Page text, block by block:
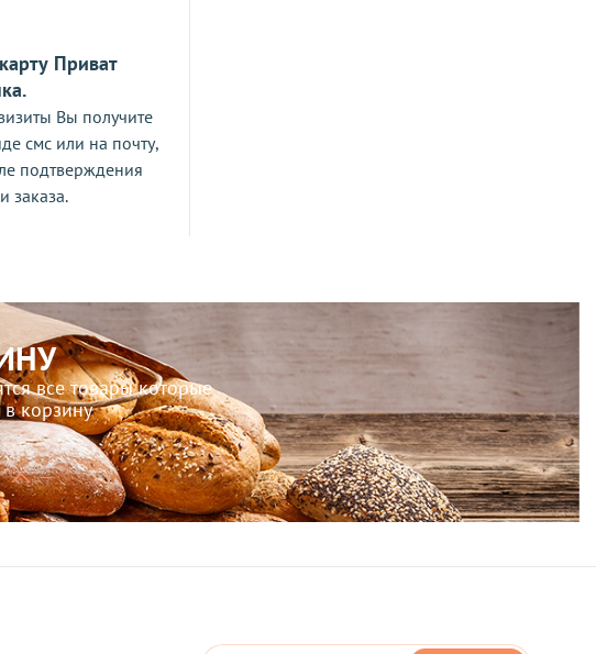
Приват
Вы получите
смс или на почту,
подтверждения
заказа.
все товары которые
корзину